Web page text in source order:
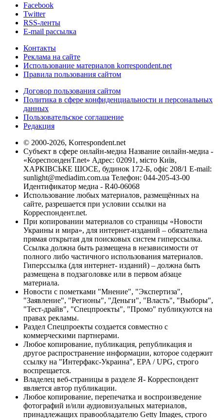
Facebook
Twitter
RSS-ленты
E-mail рассылка
Контакты
Реклама на сайте
Использование материалов korrespondent.net
Правила пользования сайтом
Договор пользования сайтом
Политика в сфере конфиденциальности и персональных
данных
Пользовательское соглашение
Редакция
© 2000-2026, Korrespondent.net
Субъект в сфере онлайн-медиа Название онлайн-медиа -
«КореспонденТ.net» Адрес: 02091, місто Київ,
ХАРКІВСЬКЕ ШОСЕ, будинок 172-Б, офіс 208/1 E-mail:
sunlight@mediadim.com.ua Телефон: 044-205-43-00
Идентификатор медиа - R40-06068
Использование любых материалов, размещённых на
сайте, разрешается при условии ссылки на
Корреспондент.net.
При копировании материалов со страницы «Новости
Украины и мира», для интернет-изданий – обязательна
прямая открытая для поисковых систем гиперссылка.
Ссылка должна быть размещена в независимости от
полного либо частичного использования материалов.
Гиперссылка (для интернет- изданий) – должна быть
размещена в подзаголовке или в первом абзаце
материала.
Новости с пометками "Мнение", "Экспертиза",
"Заявление", "Регионы", "Деньги", "Власть", "Выборы",
"Тест-драйв", "Спецпроекты", "Промо" публикуются на
правах рекламы.
Раздел Спецпроекты создается совместно с
коммерческими партнерами.
Любое копирование, публикация, републикация и
другое распространение информации, которое содержит
ссылку на "Интерфакс-Украина", EPA / UPG, строго
воспрещается.
Владелец веб-страницы в разделе Я- Корреспондент
является автор публикации.
Любое копирование, перепечатка и воспроизведение
фотографий и/или аудиовизуальных материалов,
принадлежащих правообладателю Getty Images, строго